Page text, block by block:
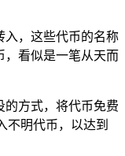
入，这些代币的名称
，看似是一笔从天而
的方式，将代币免费
不明代币，以达到